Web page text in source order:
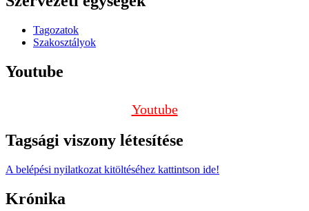
Tagozatok
Szakosztályok
Youtube
Youtube
Tagsági viszony létesítése
A belépési nyilatkozat kitöltéséhez kattintson ide!
Krónika